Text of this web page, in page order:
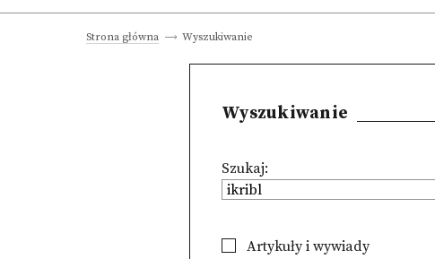
Strona główna Wyszukiwanie
Wyszukiwanie
Szukaj:
Artykuły i wywiady